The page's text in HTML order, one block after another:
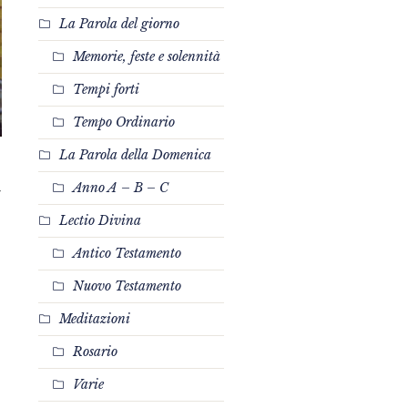
La Parola del giorno
Memorie, feste e solennità
Tempi forti
Tempo Ordinario
La Parola della Domenica
Anno A – B – C
Lectio Divina
Antico Testamento
Nuovo Testamento
Meditazioni
Rosario
Varie